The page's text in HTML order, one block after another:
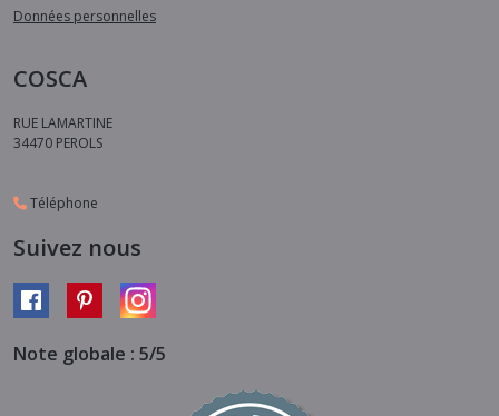
Données personnelles
COSCA
RUE LAMARTINE
34470 PEROLS
Téléphone
Suivez nous
Note globale : 5/5